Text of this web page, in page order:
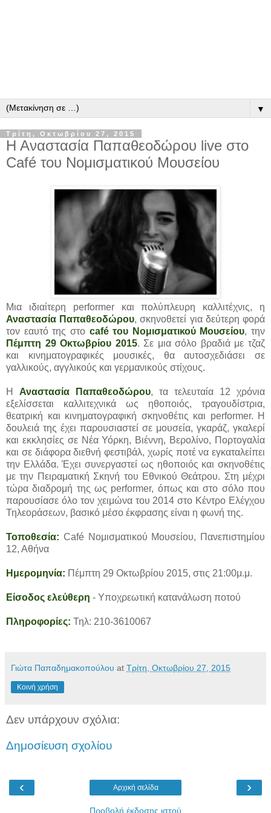
▼
Τρίτη, Οκτωβρίου 27, 2015
Η Αναστασία Παπαθεοδώρου live στο
Café του Νομισματικού Μουσείου
Μια ιδιαίτερη performer και πολύπλευρη καλλιτέχνις, η
Αναστασία Παπαθεοδώρου, σκηνοθετεί για δεύτερη φορά
τον εαυτό της στο café του Νομισματικού Μουσείου, την
Πέμπτη 29 Οκτωβρίου 2015. Σε μια σόλο βραδιά με τζαζ
και κινηματογραφικές μουσικές, θα αυτοσχεδιάσει σε
γαλλικούς, αγγλικούς και γερμανικούς στίχους.
Η Αναστασία Παπαθεοδώρου, τα τελευταία 12 χρόνια
εξελίσσεται καλλιτεχνικά ως ηθοποιός, τραγουδίστρια,
θεατρική και κινηματογραφική σκηνοθέτις και performer. Η
δουλειά της έχει παρουσιαστεί σε μουσεία, γκαράζ, γκαλερί
και εκκλησίες σε Νέα Υόρκη, Βιέννη, Βερολίνο, Πορτογαλία
και σε διάφορα διεθνή φεστιβάλ, χωρίς ποτέ να εγκαταλείπει
την Ελλάδα. Έχει συνεργαστεί ως ηθοποιός και σκηνοθέτις
με την Πειραματική Σκηνή του Εθνικού Θεάτρου. Στη μέχρι
τώρα διαδρομή της ως performer, όπως και στο σόλο που
παρουσίασε όλο τον χειμώνα του 2014 στο Κέντρο Ελέγχου
Τηλεοράσεων, βασικό μέσο έκφρασης είναι η φωνή της.
Τοποθεσία: Café Νομισματικού Μουσείου, Πανεπιστημίου
12, Αθήνα
Ημερομηνία: Πέμπτη 29 Οκτωβρίου 2015, στις 21:00μ.μ.
Είσοδος ελεύθερη - Υποχρεωτική κατανάλωση ποτού
Πληροφορίες: Τηλ: 210-3610067
Γιώτα Παπαδημακοπούλου at Τρίτη, Οκτωβρίου 27, 2015
Κοινή χρήση
Δεν υπάρχουν σχόλια:
Δημοσίευση σχολίου
‹ ›
Αρχική σελίδα
Προβολή έκδοσης ιστού